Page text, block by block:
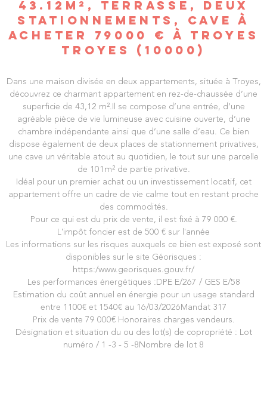
43.12M², TERRASSE, DEUX
STATIONNEMENTS, CAVE À
ACHETER 79000 € À TROYES
TROYES (10000)
Dans une maison divisée en deux appartements, située à Troyes,
découvrez ce charmant appartement en rez-de-chaussée d’une
superficie de 43,12 m².Il se compose d’une entrée, d’une
agréable pièce de vie lumineuse avec cuisine ouverte, d’une
chambre indépendante ainsi que d’une salle d’eau. Ce bien
dispose également de deux places de stationnement privatives,
une cave un véritable atout au quotidien, le tout sur une parcelle
de 101m² de partie privative.
Idéal pour un premier achat ou un investissement locatif, cet
appartement offre un cadre de vie calme tout en restant proche
des commodités.
Pour ce qui est du prix de vente, il est fixé à 79 000 €.
L'impôt foncier est de 500 € sur l'année
Les informations sur les risques auxquels ce bien est exposé sont
disponibles sur le site Géorisques :
https:/www.georisques.gouv.fr/
Les performances énergétiques :DPE E/267 / GES E/58
Estimation du coût annuel en énergie pour un usage standard
entre 1100€ et 1540€ au 16/03/2026Mandat 317
Prix de vente 79 000€ Honoraires charges vendeurs.
Désignation et situation du ou des lot(s) de copropriété : Lot
numéro / 1 -3 - 5 -8Nombre de lot 8